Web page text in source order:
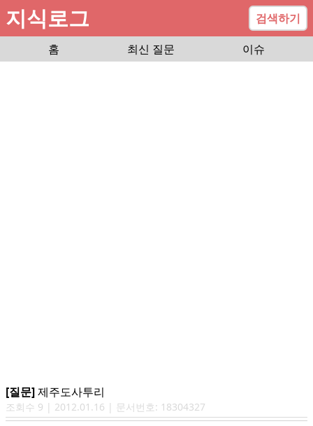
지식로그
검색하기
홈
최신 질문 이슈
[질문]제주도사투리
조회수 9 | 2012.01.16 | 문서번호: 18304327